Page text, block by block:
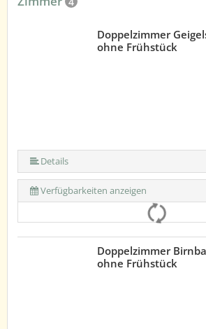
Doppelzimmer
ohne Frühstück
Details
Verfügbarkeiten anzeigen
Doppelzimmer
ohne Frühstück